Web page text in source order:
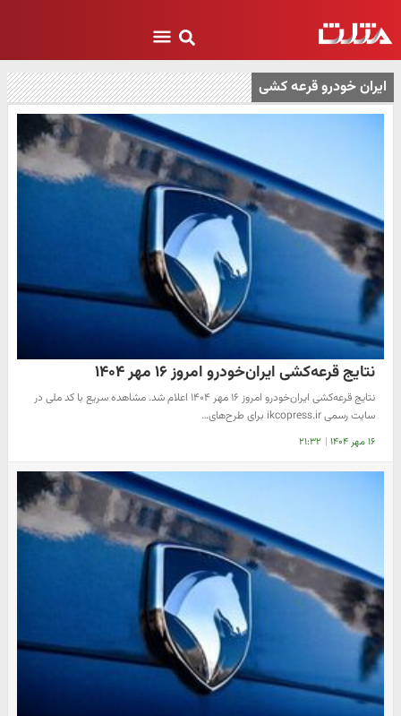
ایران خودرو قرعه کشی
نتایج قرعه‌کشی ایران‌خودرو امروز ۱۶ مهر ۱۴۰۴
نتایج قرعه‌کشی ایران‌خودرو امروز ۱۶ مهر ۱۴۰۴ اعلام شد. مشاهده سریع با کد ملی در
سایت رسمی ikcopress.ir برای طرح‌های…
۱۶ مهر ۱۴۰۴ | ۲۱:۳۲